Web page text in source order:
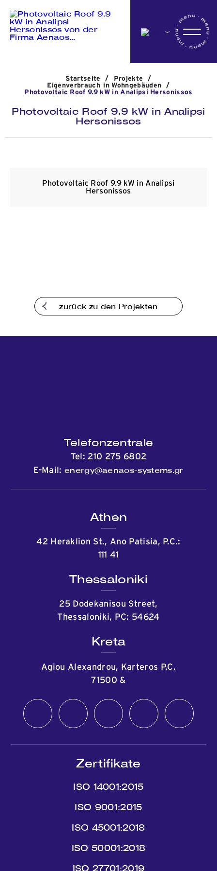
Das Unternehmen
Aktivitäten
Nachrichten
Startseite / Projekte
/
Eigenverbrauch in Wohngebäuden
/
Photovoltaic Roof 9.9 kW in Analipsi Hersonissos
Photovoltaic Roof 9.9 kW in Analipsi
Hersonissos
Photovoltaic Roof 9.9 kW in Analipsi
Hersonissos
zurück zu den Projekten
Telefonzentrale
Tel: 210 275 6802
E-Mail: energy@aenaos-systems.gr
Athen
42 Heraklion St., Ano Patisia, P.C.:
111 41
Thessaloniki
25 Dodekanisou Street,
Thessaloniki, PC: 54624
Kreta
Agiou Alexandrou, Karteros P.C.
71500 &
Zertifikate
ISO 14001:2015
ISO 9001:2015
ISO 45001:2018
ISO 50001:2018
ISO 27701:2019